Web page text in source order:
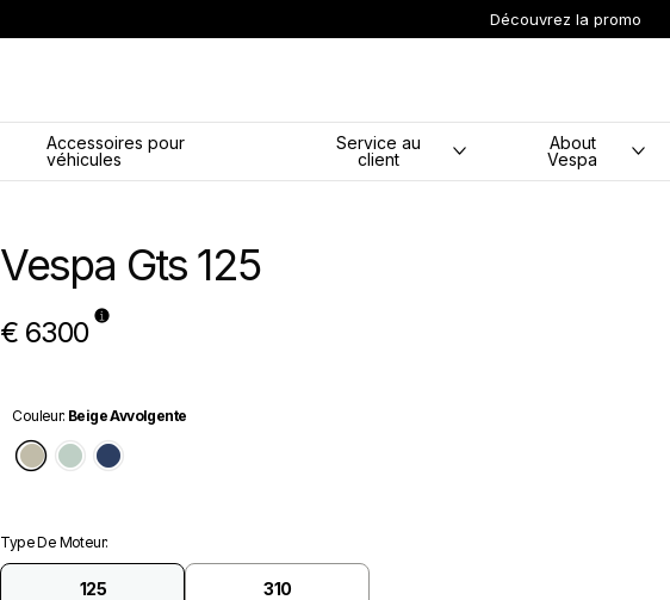
Découvrez la promo
Accessoires pour
véhicules
Service au
client
About
Vespa
Vespa Gts 125
€ 6300
Couleur: Beige Avvolgente
Beige Avvolgente
Verde Amabile
Blu Energico Glossy
Type De Moteur:
125 310